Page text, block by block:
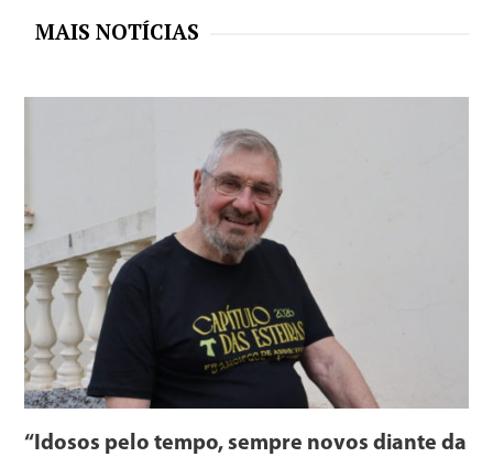
MAIS NOTÍCIAS
“Idosos pelo tempo, sempre novos diante da